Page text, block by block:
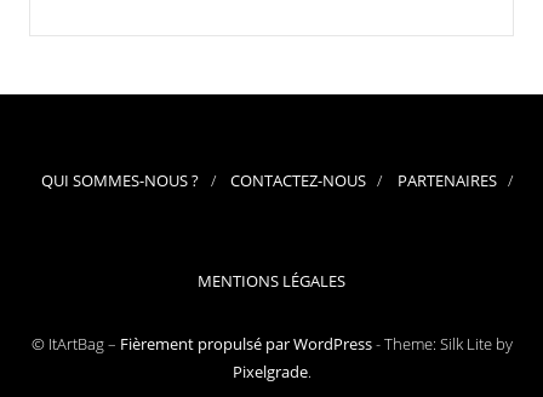
QUI SOMMES-NOUS ? CONTACTEZ-NOUS PARTENAIRES
MENTIONS LÉGALES
© ItArtBag – Fièrement propulsé par WordPress-Theme: Silk Lite by
Pixelgrade.